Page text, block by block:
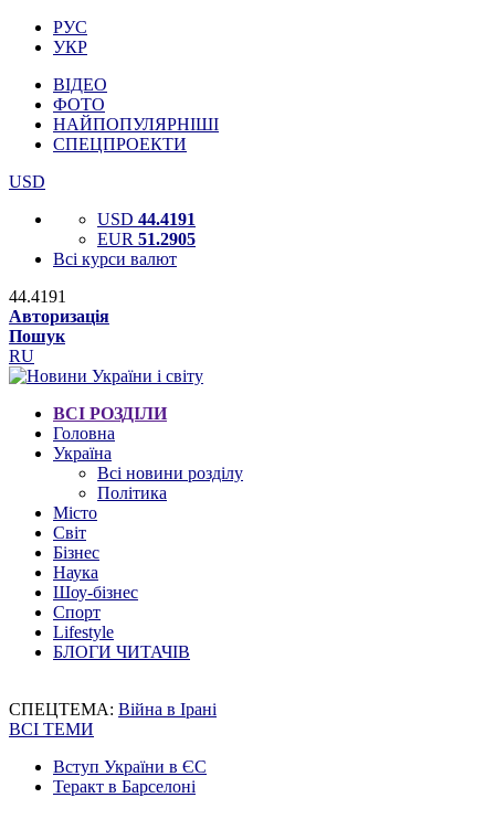
РУС
УКР
ВІДЕО
ФОТО
НАЙПОПУЛЯРНІШІ
СПЕЦПРОЕКТИ
USD
USD 44.4191
EUR 51.2905
Всі курси валют
44.4191
Авторизація
Пошук
RU
ВСІ РОЗДІЛИ
Головна
Україна
Всі новини розділу
Політика
Місто
Світ
Бізнес
Наука
Шоу-бізнес
Спорт
Lifestyle
БЛОГИ ЧИТАЧІВ
СПЕЦТЕМА: Війна в Ірані
ВСІ ТЕМИ
Вступ України в ЄС
Теракт в Барселоні